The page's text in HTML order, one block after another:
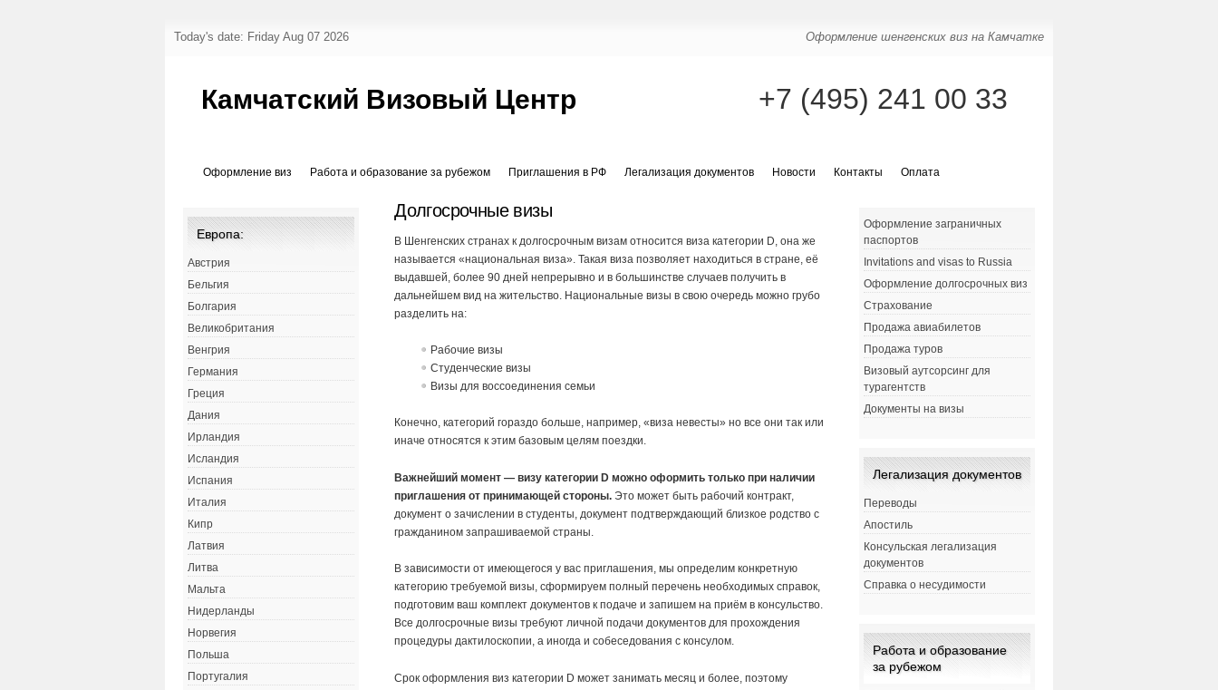
Оформление шенгенских виз на Камчатке
Today's date: Friday Aug 07 2026
Камчатский Визовый Центр +7 (495) 241 00 33
Оформление виз Работа и образование за рубежом Приглашения в РФ Легализация документов Новости Контакты Оплата
Долгосрочные визы
В Шенгенских странах к долгосрочным визам относится виза категории D, она же
называется «национальная виза». Такая виза позволяет находиться в стране, её
выдавшей, более 90 дней непрерывно и в большинстве случаев получить в
дальнейшем вид на жительство. Национальные визы в свою очередь можно грубо
разделить на:
Рабочие визы
Студенческие визы
Визы для воссоединения семьи
Конечно, категорий гораздо больше, например, «виза невесты» но все они так или
иначе относятся к этим базовым целям поездки.
Важнейший момент — визу категории D можно оформить только при наличии
приглашения от принимающей стороны. Это может быть рабочий контракт,
документ о зачислении в студенты, документ подтверждающий близкое родство с
гражданином запрашиваемой страны.
В зависимости от имеющегося у вас приглашения, мы определим конкретную
категорию требуемой визы, сформируем полный перечень необходимых справок,
подготовим ваш комплект документов к подаче и запишем на приём в консульство.
Все долгосрочные визы требуют личной подачи документов для прохождения
процедуры дактилоскопии, а иногда и собеседования с консулом.
Срок оформления виз категории D может занимать месяц и более, поэтому
Европа:
Австрия
Бельгия
Болгария
Великобритания
Венгрия
Германия
Греция
Дания
Ирландия
Исландия
Испания
Италия
Кипр
Латвия
Литва
Мальта
Нидерланды
Норвегия
Польша
Португалия
Оформление заграничных
паспортов
Invitations and visas to Russia
Оформление долгосрочных виз
Страхование
Продажа авиабилетов
Продажа туров
Визовый аутсорсинг для
турагентств
Документы на визы
Легализация документов
Переводы
Апостиль
Консульская легализация
документов
Справка о несудимости
Работа и образование
за рубежом